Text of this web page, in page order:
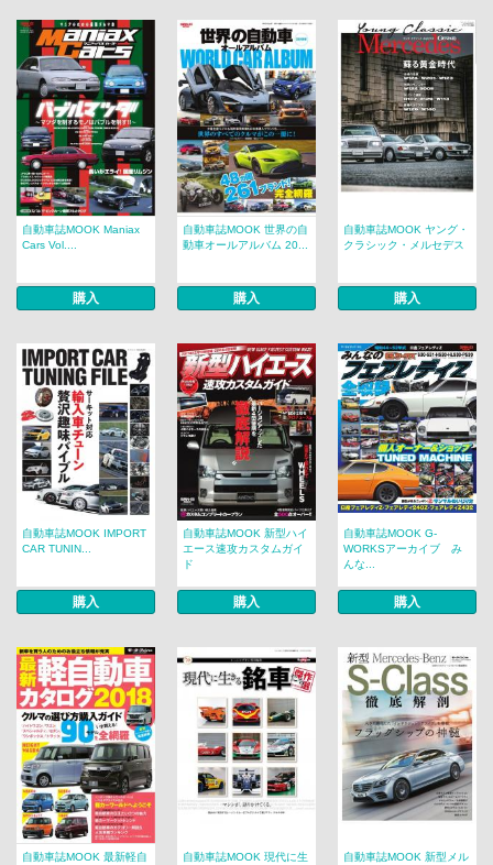
自動車誌MOOK Maniax
Cars Vol....
購入
自動車誌MOOK 世界の自
動車オールアルバム 20...
購入
自動車誌MOOK ヤング・
クラシック・メルセデス
購入
自動車誌MOOK IMPORT
CAR TUNIN...
購入
自動車誌MOOK 新型ハイ
エース速攻カスタムガイ
ド
購入
自動車誌MOOK G-
WORKSアーカイブ み
んな...
購入
自動車誌MOOK 最新軽自 自動車誌MOOK 現代に生 自動車誌MOOK 新型メル